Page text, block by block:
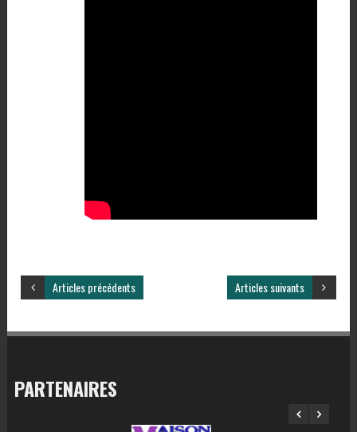
Articles suivants
Articles précédents
PARTENAIRES